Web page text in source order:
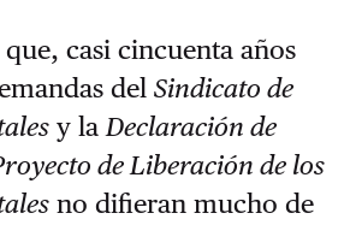
casi cincuenta años
del Sindicato de
y laDeclaración de
de Liberación de los
no difieran mucho de